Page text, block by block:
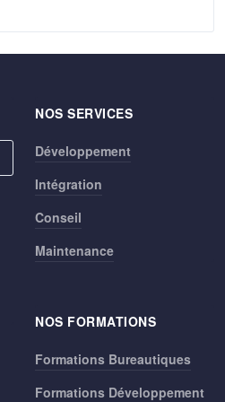
NOS SERVICES
Développement
Intégration
Conseil
Maintenance
NOS FORMATIONS
Formations Bureautiques
Formations Développement